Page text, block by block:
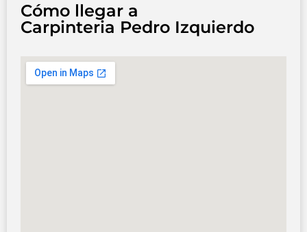
Cómo llegar a
Carpinteria Pedro Izquierdo